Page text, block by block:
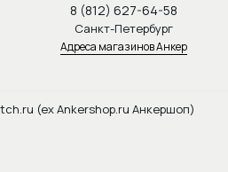
8 (812) 627-64-58
Санкт-Петербург
Адреса магазинов Анкер
(ex Ankershop.ru Анкершоп)